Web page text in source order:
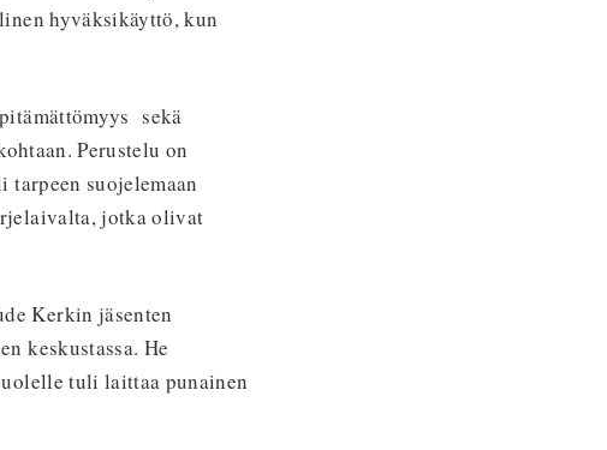
hyväksikäyttö, kun
sekä
Perustelu on
suojelemaan
jotka olivat
Kerkin jäsenten
keskustassa. He
tuli laittaa punainen